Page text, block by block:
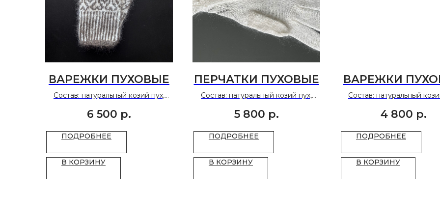
ВАРЕЖКИ ПУХОВЫЕ
Состав: натуральный козий пух,
Размер: 7-9
6 500 р.
ПОДРОБНЕЕ
В КОРЗИНУ
ПЕРЧАТКИ ПУХОВЫЕ
Состав: натуральный козий пух,
Размер: 7-9.
5 800 р.
ПОДРОБНЕЕ
В КОРЗИНУ
ВАРЕЖКИ
Состав: натуральный
Размер: 7,5-9.
4 800 р.
ПОДРОБНЕЕ
В КОРЗИНУ